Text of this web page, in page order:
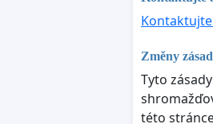
Změny
Tyto
této